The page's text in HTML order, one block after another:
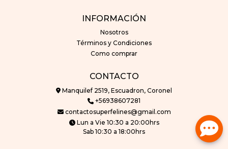
INFORMACIÓN
Nosotros
Términos y Condiciones
Como comprar
CONTACTO
Manquilef 2519, Escuadron, Coronel
+56938607281
contactosuperfelines@gmail.com
Lun a Vie 10:30 a 20:00hrs
Sab 10:30 a 18:00hrs